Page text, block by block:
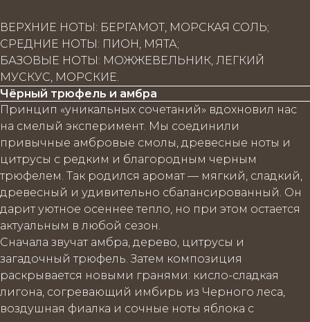
ВЕРХНИЕ НОТЫ: БЕРГАМОТ, МОРСКАЯ СОЛЬ;
СРЕДНИЕ НОТЫ: ПИОН, МЯТА;
БАЗОВЫЕ НОТЫ: МОЖЖЕВЕЛЬНИК, ЛЕГКИЙ
МУСКУС, МОРСКИЕ.
Чёрный трюфель и амбра
Принцип «уникальных сочетаний» вдохновил нас
на смелый эксперимент. Мы соединили
привычные амбровые смолы, древесные ноты и
цитрусы с редким и благородным черным
трюфелем. Так родился аромат — мягкий, сладкий,
древесный и удивительно сбалансированный. Он
дарит уютное осеннее тепло, но при этом остается
актуальным в любой сезон.
Сначала звучат амбра, дерево, цитрусы и
загадочный трюфель. Затем композиция
раскрывается новыми гранями: кисло-сладкая
лигона, согревающий имбирь из Черного леса,
воздушная фиалка и сочные ноты яблока с